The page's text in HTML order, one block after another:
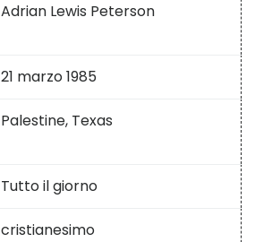
Adrian Lewis Peterson
21 marzo 1985
Palestine, Texas
Tutto il giorno
cristianesimo